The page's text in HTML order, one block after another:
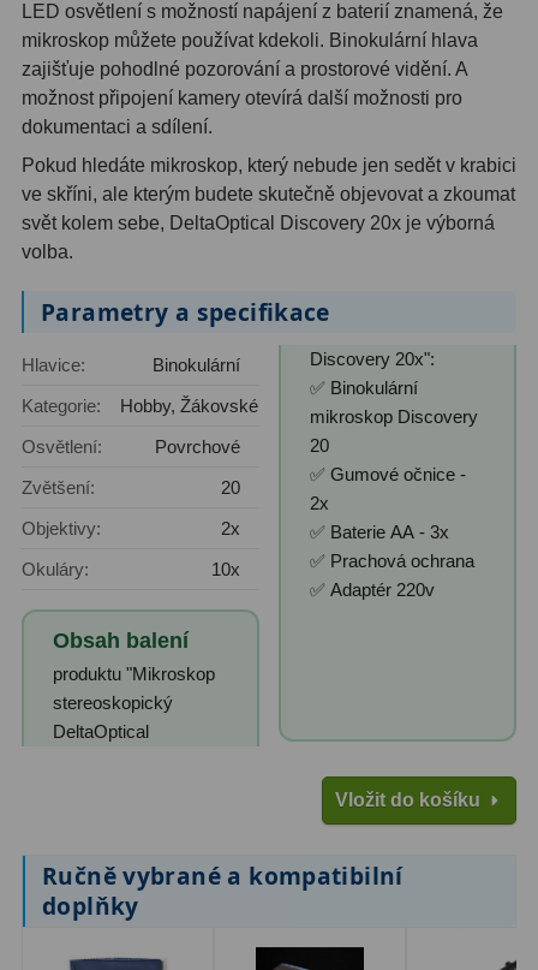
Ostatní2
LED osvětlení s možností napájení z baterií znamená, že
mikroskop můžete používat kdekoli. Binokulární hlava
zajišťuje pohodlné pozorování a prostorové vidění. A
možnost připojení kamery otevírá další možnosti pro
dokumentaci a sdílení.
Pokud hledáte mikroskop, který nebude jen sedět v krabici
ve skříni, ale kterým budete skutečně objevovat a zkoumat
svět kolem sebe, DeltaOptical Discovery 20x je výborná
volba.
Parametry a specifikace
Hlavice:
Binokulární
Kategorie:
Hobby, Žákovské, Průmyslové
Osvětlení:
Povrchové
Zvětšení:
20
Objektivy:
2x
Okuláry:
10x
Obsah balení
produktu "Mikroskop
stereoskopický
DeltaOptical
Discovery 20x":
✅ Binokulární
mikroskop Discovery
20
✅ Gumové očnice -
2x
✅ Baterie AA - 3x
✅ Prachová ochrana
✅ Adaptér 220v
Vložit do košíku
Ručně vybrané a kompatibilní
doplňky